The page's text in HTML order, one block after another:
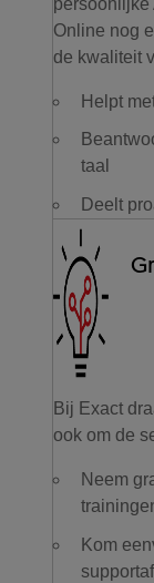
Online nog
de kwaliteit
Helpt
taal
Deelt
Bij Exact
ook om de
Neem
Kom